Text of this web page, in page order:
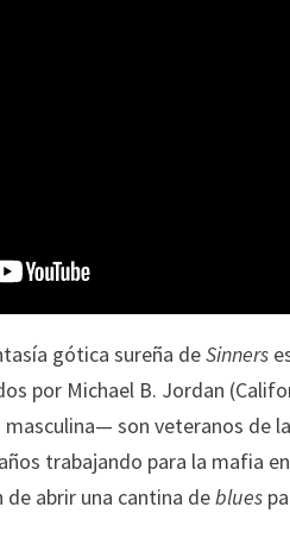
gótica sureña deSinners
por Michael B. Jordan
son veteranos de
trabajando para la mafia
de abrir una cantina deblues